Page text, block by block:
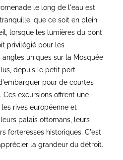
le long de l'eau est
que ce soit en plein
lorsque les lumières du pont
privilégié pour les
uniques sur la Mosquée
depuis le petit port
pour de courtes
Ces excursions offrent une
rives européenne et
palais ottomans, leurs
forteresses historiques. C'est
la grandeur du détroit.